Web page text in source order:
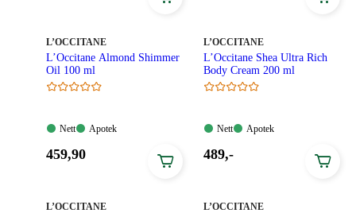
MERKE:
L’OCCITANE
L’Occitane Almond Shimmer
Oil 100 ml
Nett:
Nett
Apotek:
Apotek
Pris:
459,90
MERKE:
L’OCCITANE
L’Occitane Shea Ultra Rich
Body Cream 200 ml
Nett:
Nett
Apotek:
Apotek
Pris:
489,-
MERKE:
L’OCCITANE MERKE:
L’OCCITANE